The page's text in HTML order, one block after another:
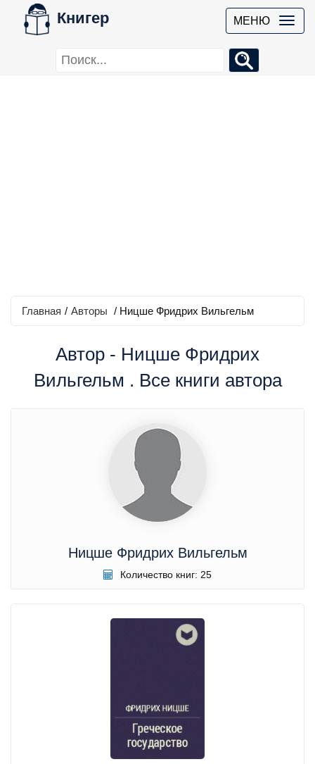
Книгер МЕНЮ
Главная / Авторы / Ницше Фридрих Вильгельм
Автор - Ницше Фридрих
Вильгельм . Все книги автора
Ницше Фридрих Вильгельм
Количество книг: 25